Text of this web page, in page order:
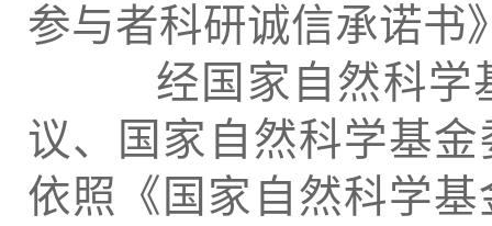
参与者科研诚信承诺书
经国家自然科学基
议、国家自然科学基
依照《国家自然科学